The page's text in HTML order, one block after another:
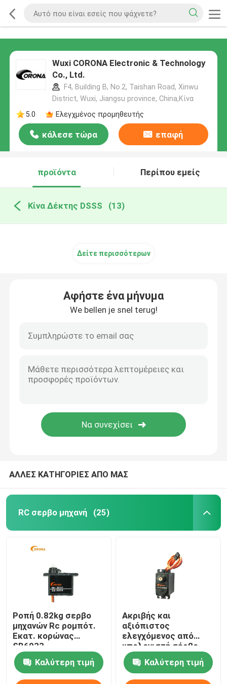
Wuxi CORONA Electronic & Technology
Co., Ltd.
F4, Building B, No.2, Taishan Road, Xinwu
District, Wuxi, Jiangsu province, China,Κίνα
5.0
Ελεγχμένος προμηθευτής
κάλεσε τώρα επαφή
προϊόντα Περίπου εμείς
Κίνα Δέκτης DSSS (13)
Δείτε περισσότερων
Αφήστε ένα μήνυμα
We bellen je snel terug!
ΑΛΛΕΣ ΚΑΤΗΓΟΡΙΕΣ ΑΠΟ ΜΑΣ
RC σερβο μηχανή (25)
Ροπή 0.82kg σερβο
μηχανών Rc ρομπότ.
Εκατ. κορώνας
SB6033
Καλύτερη τιμή
Ακριβής και
αξιόπιστος
ελεγχόμενος από
υπολογιστή σέρβο
κινητήρας με
προστασία IP54
Καλύτερη τιμή